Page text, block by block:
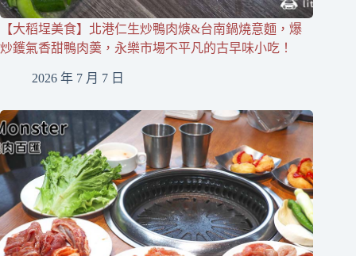
【大稻埕美食】北港仁生炒鴨肉焿&台南鍋燒意麵，爆
炒鑊氣香甜鴨肉羮，永樂市場不平凡的古早味小吃！
2026 年 7 月 7 日